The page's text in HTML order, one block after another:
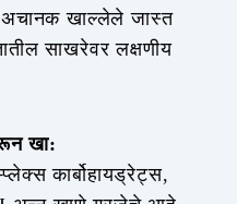
अचानक खाल्लेले जास्त
साखरेवर लक्षणीय
खा:
कार्बोहायड्रेट्स,